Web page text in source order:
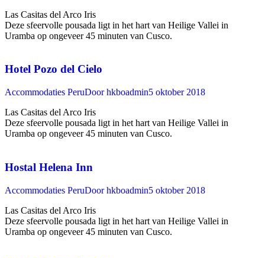
Las Casitas del Arco Iris
Deze sfeervolle pousada ligt in het hart van Heilige Vallei in
Uramba op ongeveer 45 minuten van Cusco. ‍
Hotel Pozo del Cielo
Accommodaties PeruDoorhkboadmin5 oktober 2018
Las Casitas del Arco Iris
Deze sfeervolle pousada ligt in het hart van Heilige Vallei in
Uramba op ongeveer 45 minuten van Cusco. ‍
Hostal Helena Inn
Accommodaties PeruDoorhkboadmin5 oktober 2018
Las Casitas del Arco Iris
Deze sfeervolle pousada ligt in het hart van Heilige Vallei in
Uramba op ongeveer 45 minuten van Cusco. ‍